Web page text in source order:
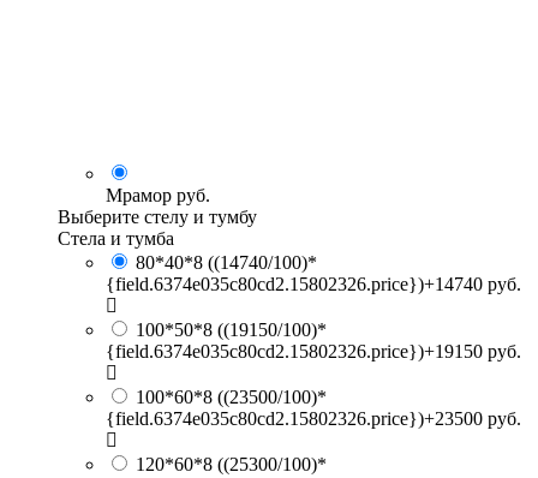
Мрамор руб.
Выберите стелу и тумбу
Стела и тумба
80*40*8 ((14740/100)*
{field.6374e035c80cd2.15802326.price})+14740 руб.
100*50*8 ((19150/100)*
{field.6374e035c80cd2.15802326.price})+19150 руб.
100*60*8 ((23500/100)*
{field.6374e035c80cd2.15802326.price})+23500 руб.
120*60*8 ((25300/100)*